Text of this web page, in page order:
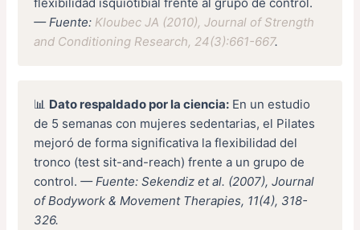
— Fuente: Kloubec JA (2010), Journal of Strength
and Conditioning Research, 24(3):661-667.
📊 Dato respaldado por la ciencia: En un estudio
de 5 semanas con mujeres sedentarias, el Pilates
mejoró de forma significativa la flexibilidad del
tronco (test sit-and-reach) frente a un grupo de
control.— Fuente: Sekendiz et al. (2007), Journal
of Bodywork & Movement Therapies, 11(4), 318-
326.